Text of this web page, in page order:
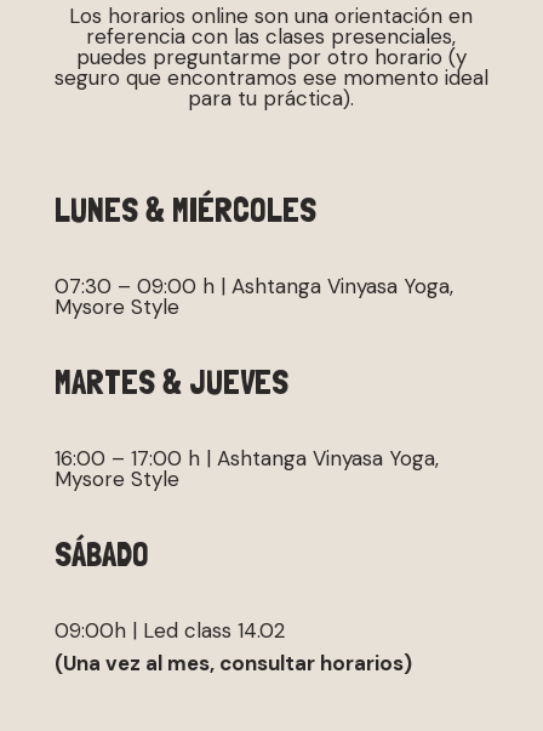
Los horarios online son una orientación en
referencia con las clases presenciales,
puedes preguntarme por otro horario (y
seguro que encontramos ese momento ideal
para tu práctica).
LUNES & MIÉRCOLES
07:30 – 09:00 h | Ashtanga Vinyasa Yoga,
Mysore Style
MARTES & JUEVES
16:00 – 17:00 h | Ashtanga Vinyasa Yoga,
Mysore Style
SÁBADO
09:00h | Led class 14.02
(Una vez al mes, consultar horarios)